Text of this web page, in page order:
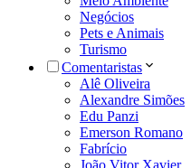
Negócios
Pets e Animais
Turismo
Comentaristas
Alê Oliveira
Alexandre Simões
Edu Panzi
Emerson Romano
Fabrício